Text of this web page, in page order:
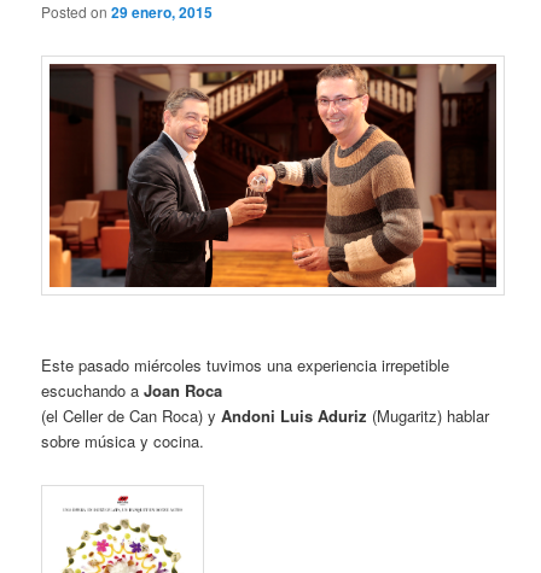
Posted on29 enero, 2015
Este pasado miércoles tuvimos una experiencia irrepetible
escuchando aJoan Roca
(el Celler de Can Roca) yAndoni Luis Aduriz (Mugaritz) hablar
sobre música y cocina.